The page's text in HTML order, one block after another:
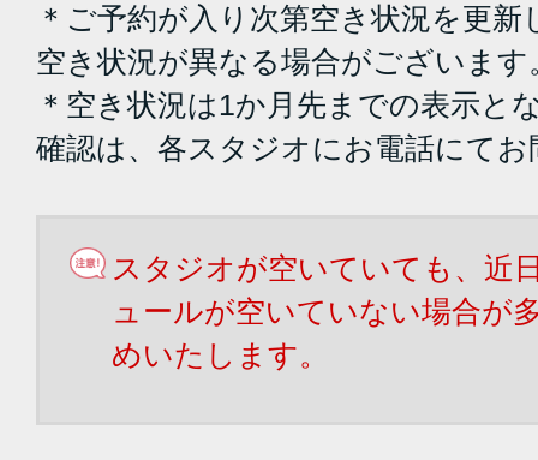
＊ご予約が入り次第空き状況を更
空き状況が異なる場合がございます
＊空き状況は1か月先までの表示と
確認は、各スタジオにお電話にて
スタジオが空いていても、近
ュールが空いていない場合が
めいたします。